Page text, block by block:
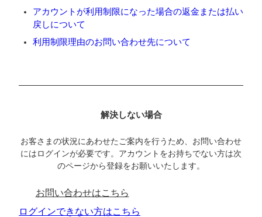
アカウントが利用制限になった場合の返金または払い
戻しについて
利用制限理由のお問い合わせ先について
解決しない場合
お客さまの状況にあわせたご案内を行うため、お問い合わせ
にはログインが必要です。アカウントをお持ちでない方は次
のページから登録をお願いいたします。
お問い合わせはこちら
ログインできない方はこちら